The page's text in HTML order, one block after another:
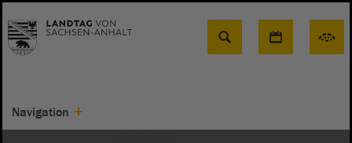
Suche
Navigation